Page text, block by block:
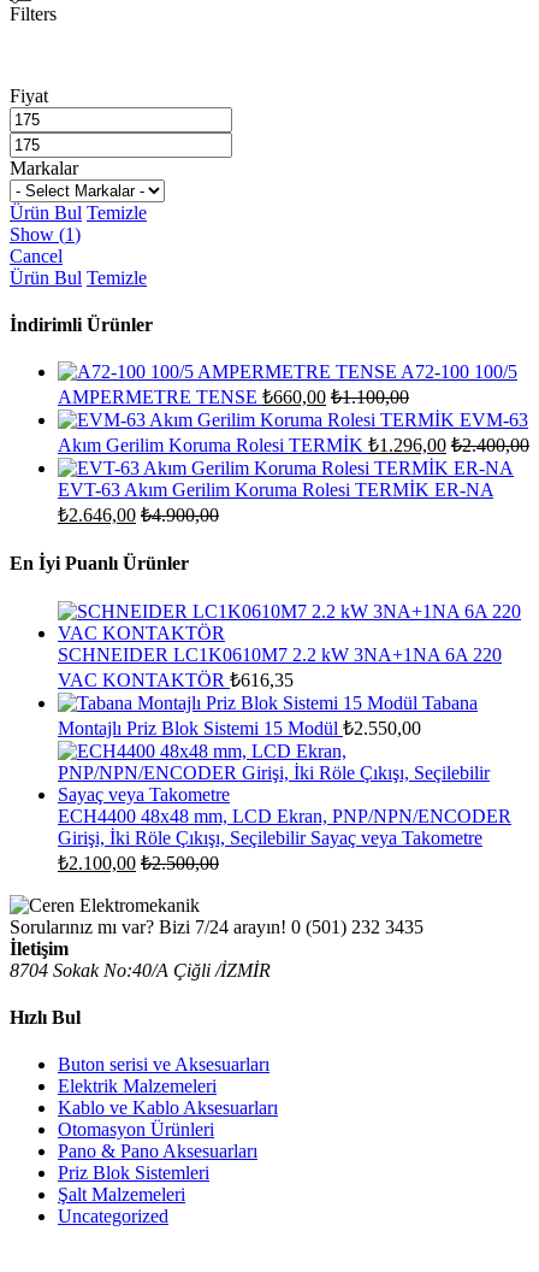
Filters
Fiyat
Markalar
Ürün Bul Temizle
Show (1)
Cancel
Ürün Bul Temizle
İndirimli Ürünler
A72-100 100/5
AMPERMETRE TENSE ₺660,00 ₺1.100,00
EVM-63
Akım Gerilim Koruma Rolesi TERMİK ₺1.296,00 ₺2.400,00
EVT-63 Akım Gerilim Koruma Rolesi TERMİK ER-NA
₺2.646,00 ₺4.900,00
En İyi Puanlı Ürünler
SCHNEIDER LC1K0610M7 2.2 kW 3NA+1NA 6A 220
VAC KONTAKTÖR ₺616,35
Tabana
Montajlı Priz Blok Sistemi 15 Modül ₺2.550,00
ECH4400 48x48 mm, LCD Ekran, PNP/NPN/ENCODER
Girişi, İki Röle Çıkışı, Seçilebilir Sayaç veya Takometre
₺2.100,00 ₺2.500,00
Sorularınız mı var? Bizi 7/24 arayın! 0 (501) 232 3435
İletişim
8704 Sokak No:40/A Çiğli /İZMİR
Hızlı Bul
Buton serisi ve Aksesuarları
Elektrik Malzemeleri
Kablo ve Kablo Aksesuarları
Otomasyon Ürünleri
Pano & Pano Aksesuarları
Priz Blok Sistemleri
Şalt Malzemeleri
Uncategorized